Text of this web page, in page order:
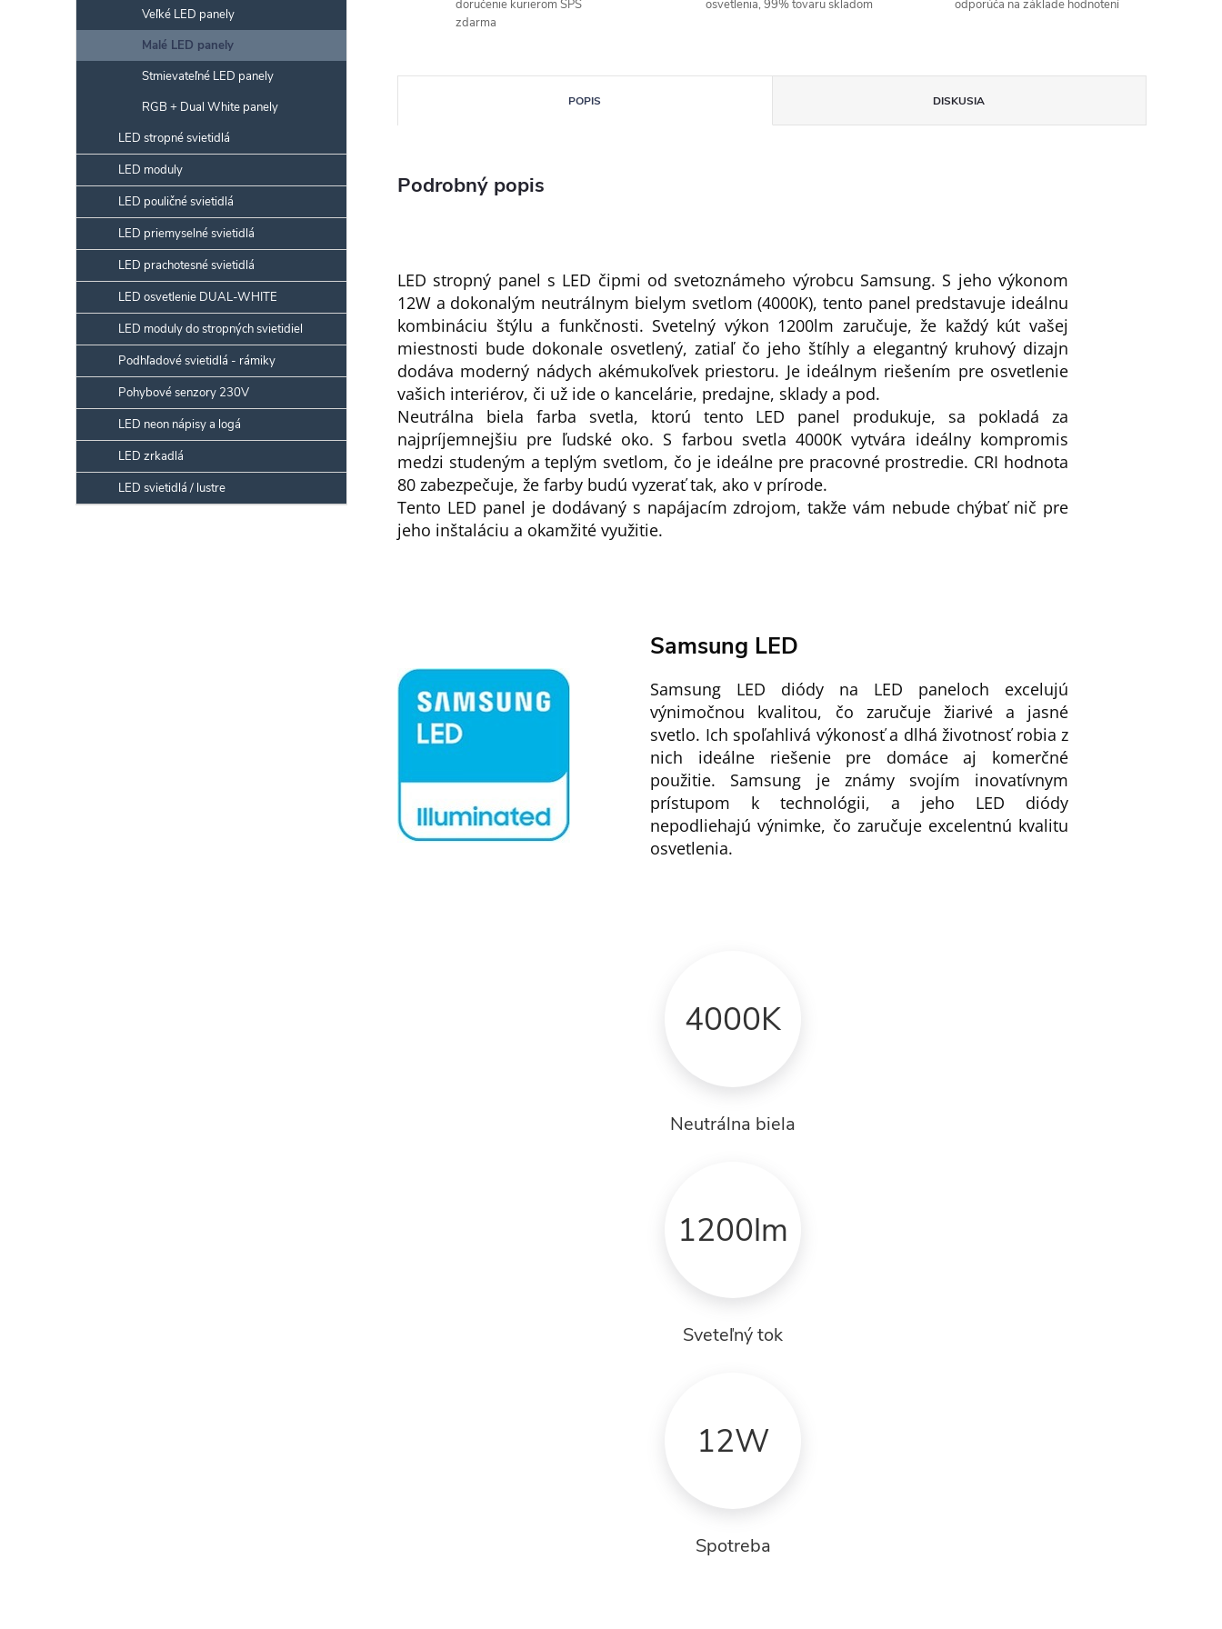
Veľké LED panely
Malé LED panely
Stmievateľné LED panely
RGB + Dual White panely
LED stropné svietidlá
LED moduly
LED pouličné svietidlá
LED priemyselné svietidlá
LED prachotesné svietidlá
LED osvetlenie DUAL-WHITE
LED moduly do stropných svietidiel
Podhľadové svietidlá - rámiky
Pohybové senzory 230V
LED neon nápisy a logá
LED zrkadlá
LED svietidlá / lustre
doručenie kurierom SPS
zdarma
osvetlenia, 99% tovaru skladom
odporúča na základe hodnotení
POPIS DISKUSIA
Podrobný popis
LED stropný panel s LED čipmi od svetoznámeho výrobcu Samsung. S jeho výkonom
12W a dokonalým neutrálnym bielym svetlom (4000K), tento panel predstavuje ideálnu
kombináciu štýlu a funkčnosti. Svetelný výkon 1200lm zaručuje, že každý kút vašej
miestnosti bude dokonale osvetlený, zatiaľ čo jeho štíhly a elegantný kruhový dizajn
dodáva moderný nádych akémukoľvek priestoru. Je ideálnym riešením pre osvetlenie
vašich interiérov, či už ide o kancelárie, predajne, sklady a pod.
Neutrálna biela farba svetla, ktorú tento LED panel produkuje, sa pokladá za
najpríjemnejšiu pre ľudské oko. S farbou svetla 4000K vytvára ideálny kompromis
medzi studeným a teplým svetlom, čo je ideálne pre pracovné prostredie. CRI hodnota
80 zabezpečuje, že farby budú vyzerať tak, ako v prírode.
Tento LED panel je dodávaný s napájacím zdrojom, takže vám nebude chýbať nič pre
jeho inštaláciu a okamžité využitie.
Samsung LED
Samsung LED diódy na LED paneloch excelujú
výnimočnou kvalitou, čo zaručuje žiarivé a jasné
svetlo. Ich spoľahlivá výkonosť a dlhá životnosť robia z
nich ideálne riešenie pre domáce aj komerčné
použitie. Samsung je známy svojím inovatívnym
prístupom k technológii, a jeho LED diódy
nepodliehajú výnimke, čo zaručuje excelentnú kvalitu
osvetlenia.
4000K
Neutrálna biela
1200lm
Sveteľný tok
12W
Spotreba